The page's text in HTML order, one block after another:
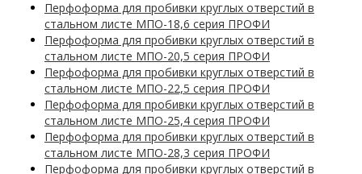
Перфоформа для пробивки круглых отверстий в
стальном листе МПО-18,6 серия ПРОФИ
Перфоформа для пробивки круглых отверстий в
стальном листе МПО-20,5 серия ПРОФИ
Перфоформа для пробивки круглых отверстий в
стальном листе МПО-22,5 серия ПРОФИ
Перфоформа для пробивки круглых отверстий в
стальном листе МПО-25,4 серия ПРОФИ
Перфоформа для пробивки круглых отверстий в
стальном листе МПО-28,3 серия ПРОФИ
Перфоформа для пробивки круглых отверстий в